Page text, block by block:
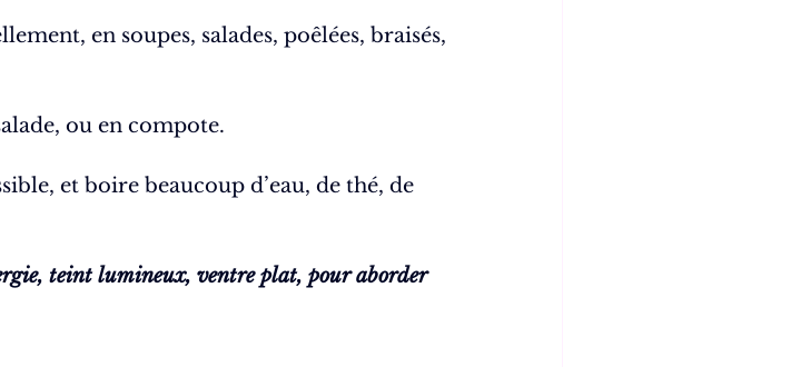
en soupes, salades, poêlées, braisés,
ou en compote.
et boire beaucoup d’eau, de thé, de
teint lumineux, ventre plat, pour aborder